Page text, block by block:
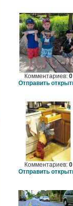
Комментариев: 0
Отправить
Комментариев: 0
Отправить